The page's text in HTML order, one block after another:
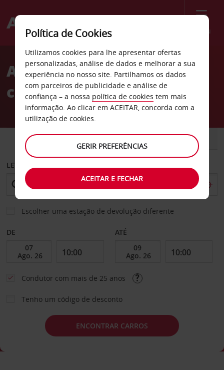
Menu
Welcome
AvisAluguer de
carros Ulsteinvik
CARRO COMERCIAIS
LEVANTAR EM
Escolher uma estação de devolução diferente
DE ATÉ
Condutor com mais de 25 anos
Tenho um código de desconto
ENCONTRAR CARROS
Política de Cookies
Utilizamos cookies para lhe apresentar ofertas
personalizadas, análise de dados e melhorar a sua
experiência no nosso site. Partilhamos os dados
com parceiros de publicidade e análise de
confiança – a nossa política de cookies tem mais
informação. Ao clicar em ACEITAR, concorda com a
utilização de cookies.
GERIR PREFERÊNCIAS
ACEITAR E FECHAR